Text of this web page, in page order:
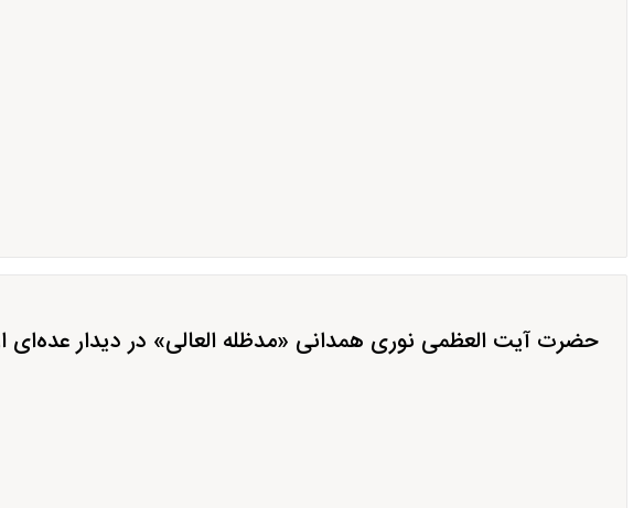
حضرت آیت العظمی نوری همدانی «مدظله العالی» در دیدار عده‌ای